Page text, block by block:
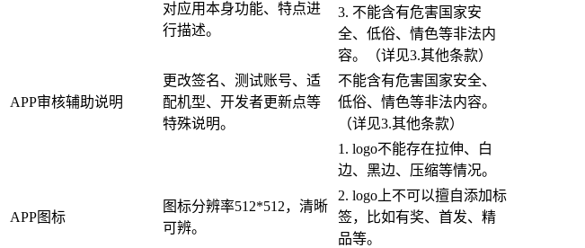
对应用本身功能、特点进
行描述。
3. 不能含有危害国家安
全、低俗、情色等非法内
容。（详见3.其他条款）
APP审核辅助说明
更改签名、测试账号、适
配机型、开发者更新点等
特殊说明。
不能含有危害国家安全、
低俗、情色等非法内容。
（详见3.其他条款）
APP图标
图标分辨率512*512，清晰
可辨。
1. logo不能存在拉伸、白
边、黑边、压缩等情况。
2. logo上不可以擅自添加标
签，比如有奖、首发、精
品等。